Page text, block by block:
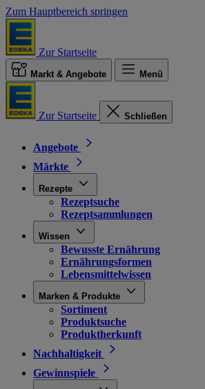
Zum Hauptbereich springen
Zur Startseite
Markt & Angebote Menü
Zur Startseite Schließen
Angebote
Märkte
Rezepte
Rezeptsuche
Rezeptsammlungen
Wissen
Bewusste Ernährung
Ernährungsformen
Lebensmittelwissen
Marken & Produkte
Sortiment
Produktsuche
Produktherkunft
Nachhaltigkeit
Gewinnspiele